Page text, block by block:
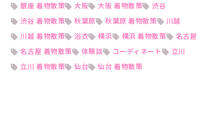
銀座 着物散策
大阪 大阪 着物散策
渋谷
渋谷 着物散策
秋葉原 秋葉原 着物散策
川越
川越 着物散策
浴衣 横浜 横浜 着物散策
名古屋
名古屋 着物散策
体験談 コーディネート
立川
立川 着物散策
仙台 仙台 着物散策